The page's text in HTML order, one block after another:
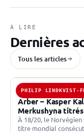
À LIRE
Dernières
Tous les articles
PHILIP LINDKVIST-
6 MARS 2026 ·
Arber – Kasper
Merkushyna
À 18/20, le
titre mondial